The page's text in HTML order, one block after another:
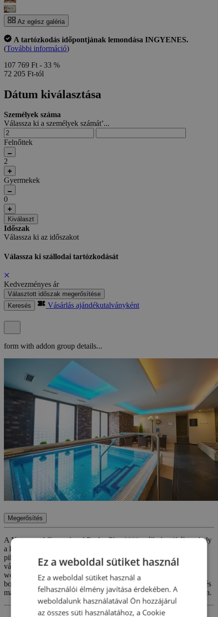
Az egész galéria
A tartózkodás időpontjának lemondása INGYENES.
(További információ)
107 769 Ft - 33 %
72 205 Ft-tól
Dátum kiválasztása
Személyek száma
Válassza ki a személyek számát’...
Felnőttek
2
Gyermekek
0
Kiválaszt
Időszak
Válassza ki az időszakot
Válassza ki szállodai tartózkodását
Kedvezményes ár
Választott időszak megerősítése
Keresés
Vásárlás ajándékutalványként
form with addon group details...
Megerősítés
A Natur- und Genusshotel PuchasPlus **** szálloda, tökéletes hely
a kikapcsolódásra. Élvezze a csendes, romantikus vagy aktív
pihenést Dél-Burgenland festői vidékén. Kiváló félpanziós ellátás
várja, valamint pihenés a 3 féle szaunával rendelkező
wellnessrészlegben. Érkezéskor üdvözlőitallal várják és egy üveg
bort kap emlékbe a távozáskor. Ráadásul az osztrák termálfürdők és
más nagyszerű kirándulóhelyek is könnyen elérhetőek a környéken.
Ez a weboldal sütiket használ
Ez a weboldal sütiket használ a
felhasználói élmény javítása érdekében. A
weboldalunk használatával Ön hozzájárul
az összes süti használatához, a Cookie